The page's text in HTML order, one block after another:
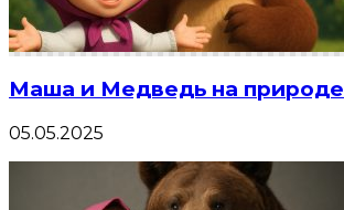
Маша и Медведь на природе
05.05.2025